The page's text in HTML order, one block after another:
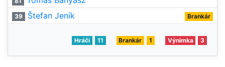
39 Štefan Jeník Brankár
Hráči 11 Brankár 1 Výnimka 3